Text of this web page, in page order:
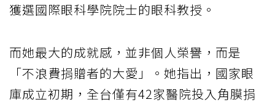
獲選國際眼科學院院士的眼科教授。
而她最大的成就感，並非個人榮譽，而是
「不浪費捐贈者的大愛」。她指出，國家眼
庫成立初期，全台僅有42家醫院投入角膜捐